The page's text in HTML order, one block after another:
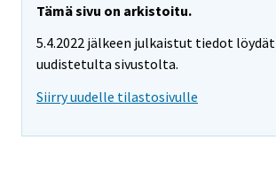
Tämä sivu on arkistoitu.
5.4.2022 jälkeen julkaistut tiedot löydät
uudistetulta sivustolta.
Siirry uudelle tilastosivulle